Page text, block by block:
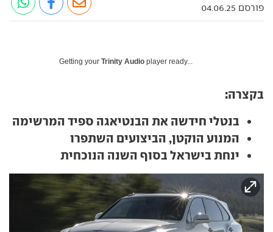
פורסם 04.06.25
Getting your Trinity Audio player ready...
בקצרה:
בנטלי חידשה את הבנטיאגה ספיד המרשימה
המנוע הוקטן, הביצועים השתפרו
ינחת בישראל בסוף השנה הנוכחית